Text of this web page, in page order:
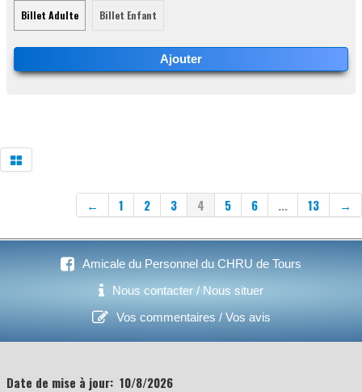
Billet Adulte Billet Enfant
Ajouter
← 1 2 3 4 5 6 ... 13 →
Amicale du Personnel du CHRU de Tours
Nous contacter / Nous situer
Vos commentaires / Vos avis
Date de mise à jour: 10/8/2026